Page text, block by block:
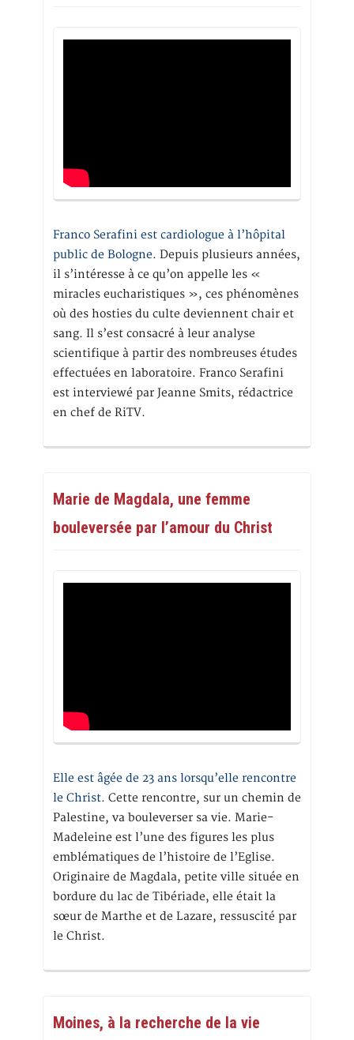
Franco Serafini est cardiologue à l’hôpital
public de Bologne. Depuis plusieurs années,
il s’intéresse à ce qu’on appelle les «
miracles eucharistiques », ces phénomènes
où des hosties du culte deviennent chair et
sang. Il s’est consacré à leur analyse
scientifique à partir des nombreuses études
effectuées en laboratoire. Franco Serafini
est interviewé par Jeanne Smits, rédactrice
en chef de RiTV.
Marie de Magdala, une femme
bouleversée par l’amour du Christ
Elle est âgée de 23 ans lorsqu’elle rencontre
le Christ. Cette rencontre, sur un chemin de
Palestine, va bouleverser sa vie. Marie-
Madeleine est l’une des figures les plus
emblématiques de l’histoire de l’Eglise.
Originaire de Magdala, petite ville située en
bordure du lac de Tibériade, elle était la
sœur de Marthe et de Lazare, ressuscité par
le Christ.
Moines, à la recherche de la vie